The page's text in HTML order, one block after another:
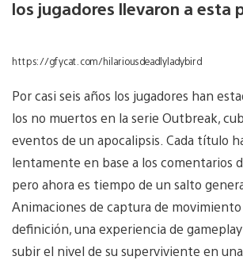
los jugadores llevaron a esta
https://gfycat.com/hilariousdeadlyladybird
Por casi seis años los jugadores han
los no muertos en la serie Outbreak,
eventos de un apocalipsis. Cada título
lentamente en base a los comentarios
pero ahora es tiempo de un salto
Animaciones de captura de
definición, una experiencia de
subir el nivel de su superviviente en